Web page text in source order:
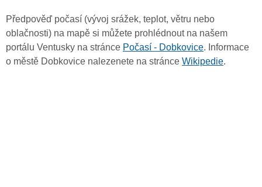
Předpověď počasí (vývoj srážek, teplot, větru nebo
oblačnosti) na mapě si můžete prohlédnout na našem
portálu Ventusky na stránce Počasí - Dobkovice. Informace
o městě Dobkovice nalezenete na stránce Wikipedie.